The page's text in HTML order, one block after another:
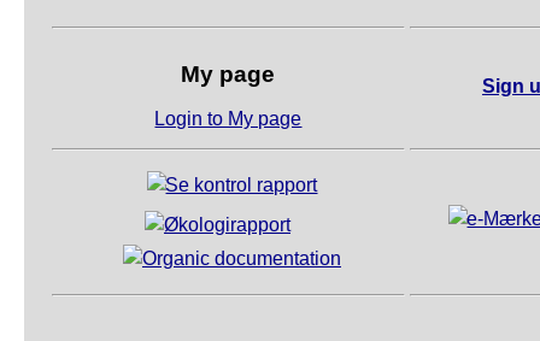
My page
Login to My page
Sign